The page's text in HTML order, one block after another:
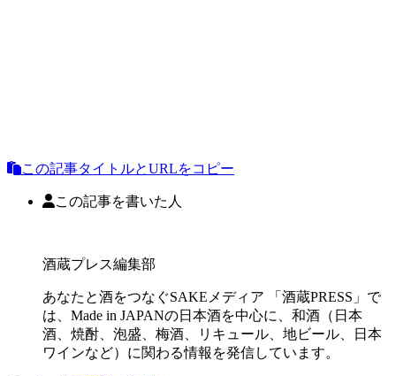
この記事タイトルとURLをコピー
この記事を書いた人
酒蔵プレス編集部
あなたと酒をつなぐSAKEメディア 「酒蔵PRESS」で
は、Made in JAPANの日本酒を中心に、和酒（日本
酒、焼酎、泡盛、梅酒、リキュール、地ビール、日本
ワインなど）に関わる情報を発信しています。